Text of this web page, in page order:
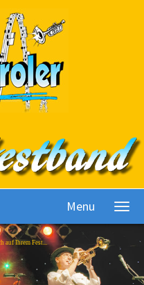
Menu
auf Ihrem Fest...